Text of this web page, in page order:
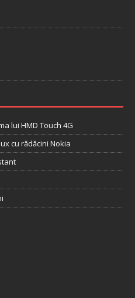
lui HMD Touch 4G
cu rădăcini Nokia